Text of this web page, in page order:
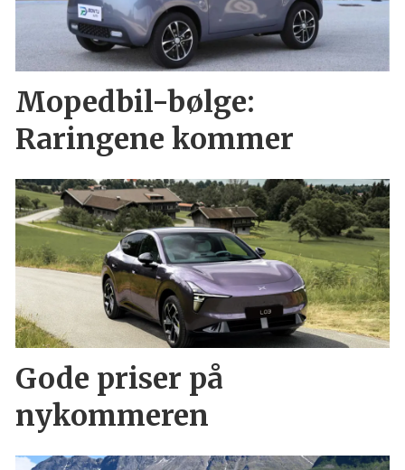
Mopedbil-bølge:
Raringene kommer
Gode priser på
nykommeren